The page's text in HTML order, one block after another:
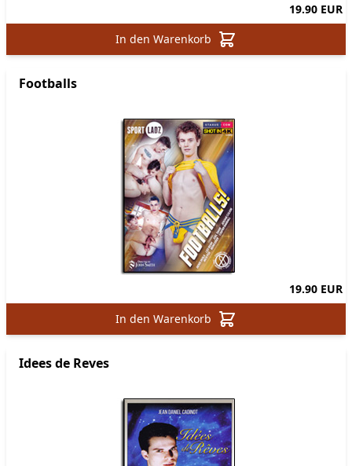
19.90 EUR
In den Warenkorb
Footballs
19.90 EUR
In den Warenkorb
Idees de Reves